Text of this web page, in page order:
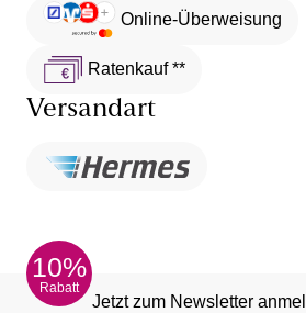
Online-Überweisung
Ratenkauf **
Versandart
10%
Rabatt
Jetzt zum Newsletter